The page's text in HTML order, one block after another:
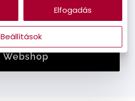
Webshop
Beállítások
Elfogadás